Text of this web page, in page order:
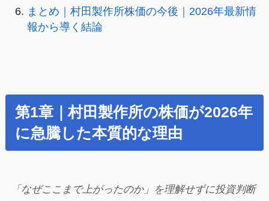
まとめ｜村田製作所株価の今後｜2026年最新情
報から導く結論
第1章｜村田製作所の株価が2026年
に急騰した本質的な理由
「なぜここまで上がったのか」を理解せずに投資判断